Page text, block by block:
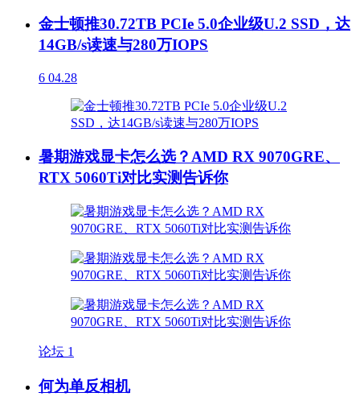
金士顿推30.72TB PCIe 5.0企业级U.2 SSD，达
14GB/s读速与280万IOPS
6 04.28
暑期游戏显卡怎么选？AMD RX 9070GRE、
RTX 5060Ti对比实测告诉你
论坛 1
何为单反相机